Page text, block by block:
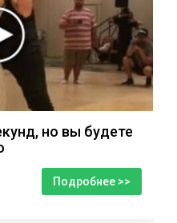
но вы будете
Подробнее >>